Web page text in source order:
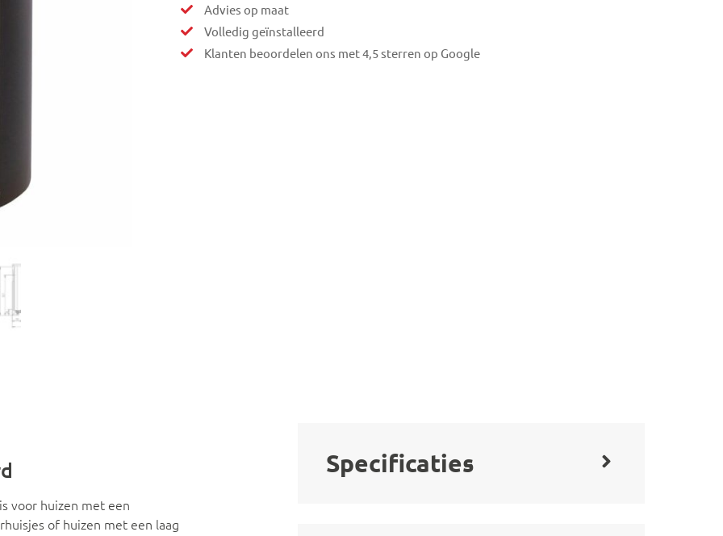
Advies op maat
Volledig geïnstalleerd
Klanten beoordelen ons met 4,5 sterren op Google
voor huizen met een
of huizen met een laag
Specificaties